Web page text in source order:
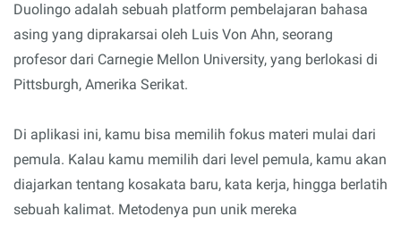
Duolingo adalah sebuah platform pembelajaran bahasa
asing yang diprakarsai oleh Luis Von Ahn, seorang
profesor dari Carnegie Mellon University, yang berlokasi di
Pittsburgh, Amerika Serikat.
Di aplikasi ini, kamu bisa memilih fokus materi mulai dari
pemula. Kalau kamu memilih dari level pemula, kamu akan
diajarkan tentang kosakata baru, kata kerja, hingga berlatih
sebuah kalimat. Metodenya pun unik mereka